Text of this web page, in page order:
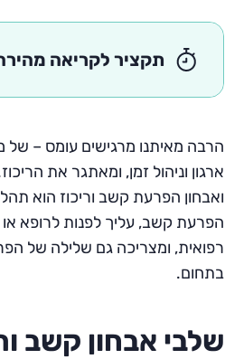
תקציר לקריאה
הרבה מאיתנו מרגישים עומס – של
ארגון וניהול זמן, ומאתגר את
ואבחון הפרעת קשב וריכוז הוא
הפרעת קשב, עליך לפנות לרופא או
רפואית, ומצריכה גם שלילה של
בתחום.
שלבי אבחון קשב